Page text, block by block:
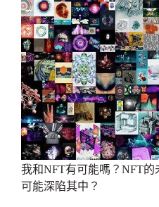
我和NFT有可能嗎？NFT的
可能深陷其中？